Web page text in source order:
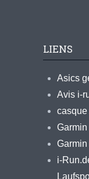
LIENS
Asics
Avis i-
i-